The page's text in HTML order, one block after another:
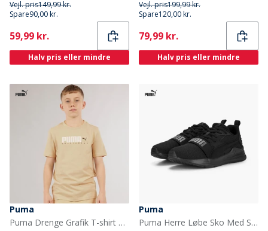
Vejl. pris149,99 kr.
Spare90,00 kr.
Current
59,99 kr.
Halv pris eller mindre
Vejl. pris199,99 kr.
Spare120,00 kr.
Current
79,99 kr.
Halv pris eller mindre
Puma
Puma Drenge Grafik T-shirt Putty
Puma
Puma Herre Løbe Sko Med Støtte Puma Black